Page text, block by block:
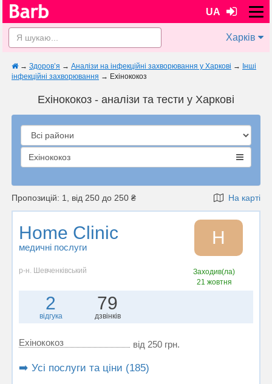
UA
Харків
→ Здоров’я → Аналізи на інфекційні захворювання у Харкові → Інші
інфекційні захворювання → Ехінококоз
Ехінококоз - аналізи та тести у Харкові
Ехінококоз
Пропозицій: 1, від 250 до 250 ₴ На карті
Home Clinic
медичні послуги H
р-н. Шевченківський
Заходив(ла)
21 жовтня
2
відгука
79
дзвінків
Ехінококоз від 250 грн.
➡️ Усі послуги та ціни (185)